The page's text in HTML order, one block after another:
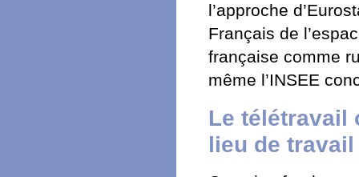
l’approche
Français de
française comme
même l’INSEE
Le télétravail
lieu de travail